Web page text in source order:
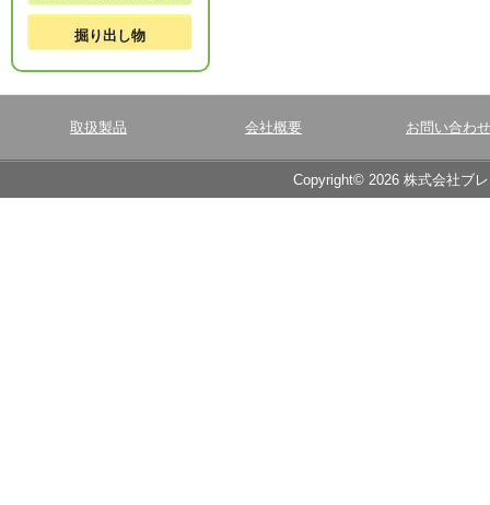
掘り出し物
取扱製品 会社概要 お問い合わせ
Copyright© 2026 株式会社ブ